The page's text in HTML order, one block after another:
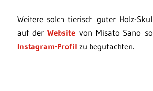
Weitere solch tierisch guter Holz-
auf derWebsite von Misato Sano
Instagram-Profil zu begutachten.